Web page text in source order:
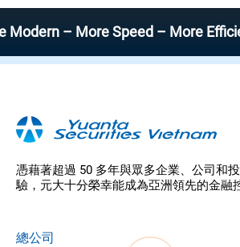
– More Speed – More Efficient
憑藉著超過 50 多年與眾多企業、公司和
驗，元大十分榮幸能成為亞洲領先的金融
總公司